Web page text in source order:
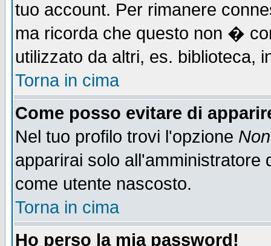
tuo account. Per rimanere
ma ricorda che questo non �
utilizzato da altri, es.
Torna in cima
Come posso evitare di
Nel tuo profilo trovi l'opzione
apparirai solo all'amministratore
come utente nascosto.
Torna in cima
Ho perso la mia password!